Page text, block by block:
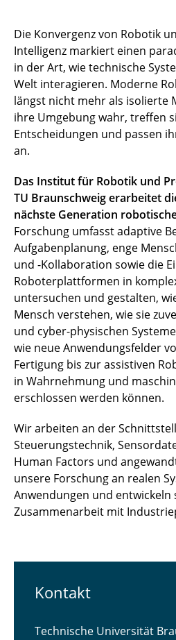
Die Konvergenz von Robotik
Intelligenz markiert einen
in der Art, wie technische
Welt interagieren. Moderne
längst nicht mehr als isolierte
ihre Umgebung wahr, treffen
Entscheidungen und passen
an.
Das Institut für Robotik und
TU Braunschweig erarbeitet
nächste Generation
Forschung umfasst adaptive
Aufgabenplanung, enge
und -Kollaboration sowie die
Roboterplattformen in
untersuchen und gestalten,
Mensch verstehen, wie sie
und cyber-physischen
wie neue Anwendungsfelder
Fertigung bis zur assistiven
in Wahrnehmung und
erschlossen werden können.
Wir arbeiten an der
Steuerungstechnik,
Human Factors und
unsere Forschung an realen
Anwendungen und entwickeln
Zusammenarbeit mit
Kontakt
Technische Universität